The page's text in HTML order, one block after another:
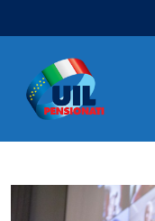
Navigazione